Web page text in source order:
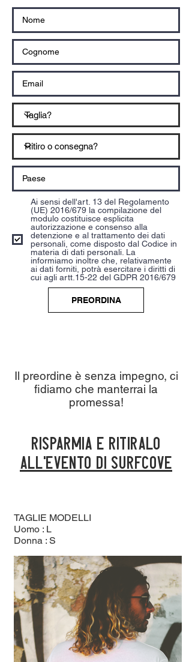
Ai sensi dell'art. 13 del Regolamento
(UE) 2016/679 la compilazione del
modulo costituisce esplicita
autorizzazione e consenso alla
detenzione e al trattamento dei dati
personali, come disposto dal Codice in
materia di dati personali. La
informiamo inoltre che, relativamente
ai dati forniti, potrà esercitare i diritti di
cui agli artt.15-22 del GDPR 2016/679
PREORDINA
Il preordine è senza impegno, ci
fidiamo che manterrai la
promessa!
risparmia e ritiralo
all'evento di surfcove
TAGLIE MODELLI
Uomo : L
Donna : S